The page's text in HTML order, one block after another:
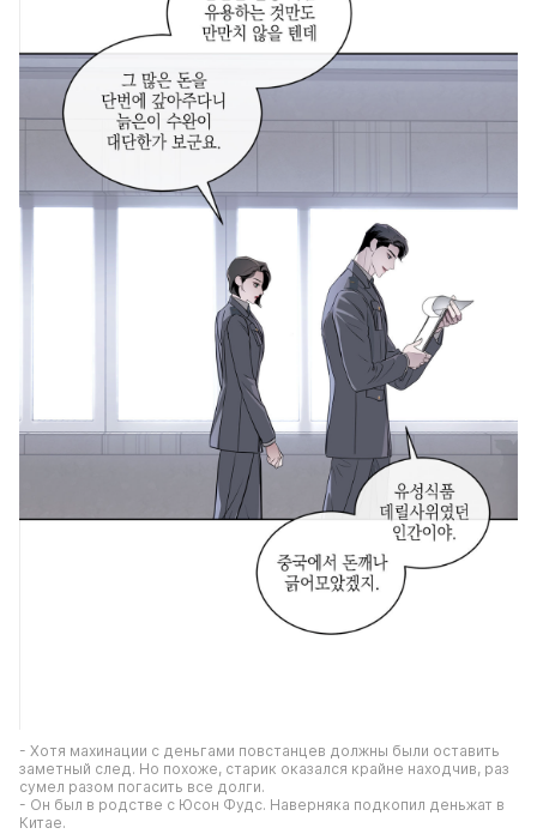
- Хотя махинации с деньгами повстанцев должны были оставить
заметный след. Но похоже, старик оказался крайне находчив, раз
сумел разом погасить все долги.
- Он был в родстве с Юсон Фудс. Наверняка подкопил деньжат в
Китае.